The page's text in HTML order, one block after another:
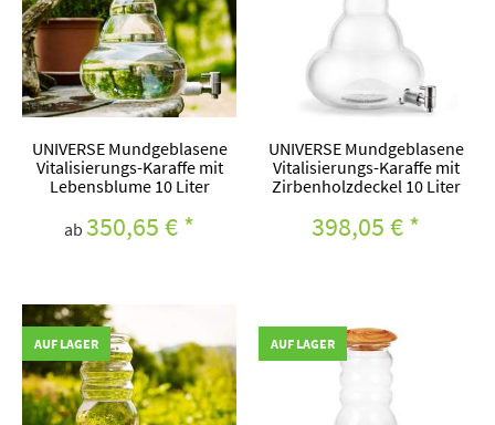
UNIVERSE Mundgeblasene
Vitalisierungs-Karaffe mit
Lebensblume 10 Liter
ab 350,65 €*
UNIVERSE Mundgeblasene
Vitalisierungs-Karaffe mit
Zirbenholzdeckel 10 Liter
398,05 €*
AUF LAGER AUF LAGER